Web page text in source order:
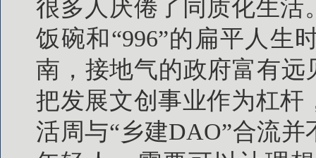
很多人厌倦了同质化生活
饭碗和“996”的扁平人生
南，接地气的政府富有远
把发展文创事业作为杠杆
活周与“乡建DAO”合流